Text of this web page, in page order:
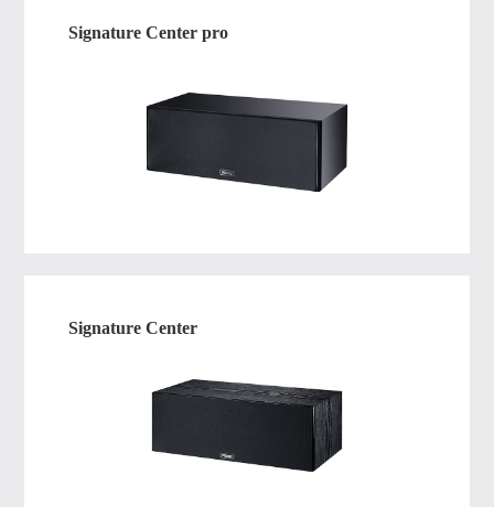
Signature Center pro
Signature Center